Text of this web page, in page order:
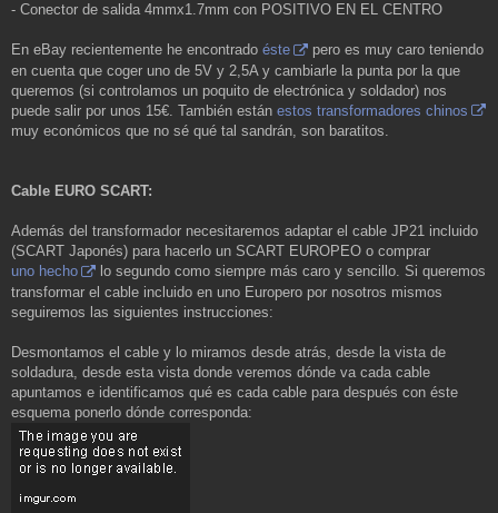
- Conector de salida 4mmx1.7mm con POSITIVO EN EL CENTRO
En eBay recientemente he encontrado éste
pero es muy caro teniendo
en cuenta que coger uno de 5V y 2,5A y cambiarle la punta por la que
queremos (si controlamos un poquito de electrónica y soldador) nos
puede salir por unos 15€. También están estos transformadores chinos
muy económicos que no sé qué tal sandrán, son baratitos.
Cable EURO SCART:
Además del transformador necesitaremos adaptar el cable JP21 incluido
(SCART Japonés) para hacerlo un SCART EUROPEO o comprar
uno hecho
lo segundo como siempre más caro y sencillo. Si queremos
transformar el cable incluido en uno Europero por nosotros mismos
seguiremos las siguientes instrucciones:
Desmontamos el cable y lo miramos desde atrás, desde la vista de
soldadura, desde esta vista donde veremos dónde va cada cable
apuntamos e identificamos qué es cada cable para después con éste
esquema ponerlo dónde corresponda: